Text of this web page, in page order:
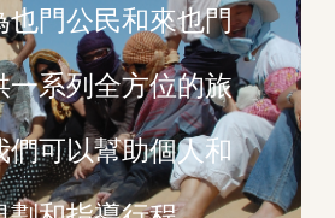
也門公民和來也門
一系列全方位的旅
們可以幫助個人和